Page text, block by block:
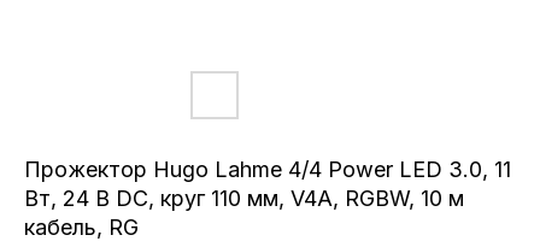
Прожектор Hugo Lahme 4/4 Power LED 3.0, 11
Вт, 24 В DC, круг 110 мм, V4A, RGBW, 10 м
кабель, RG